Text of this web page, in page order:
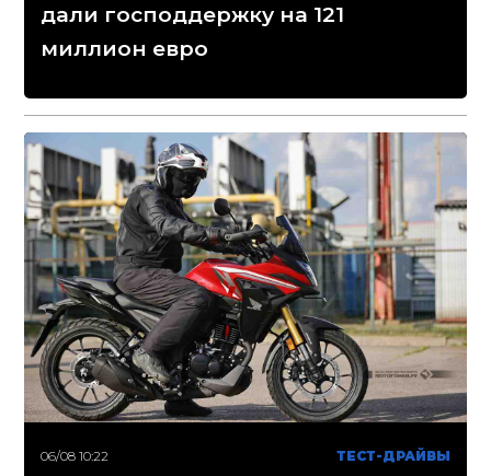
дали господдержку на 121
миллион евро
06/08 10:22 ТЕСТ-ДРАЙВЫ